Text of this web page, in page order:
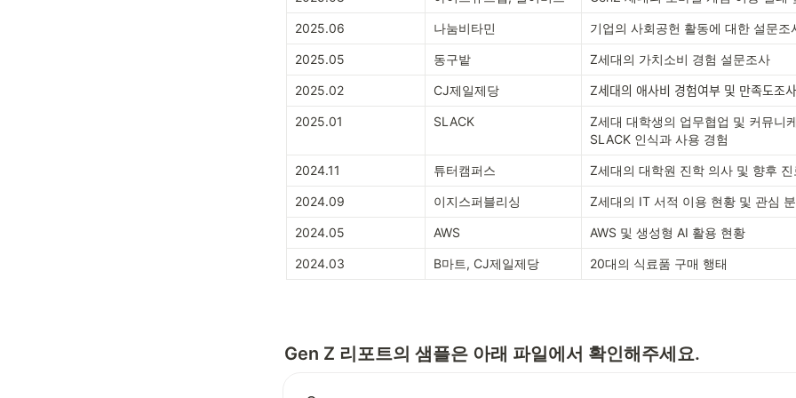
2025.06 나눔비타민 기업의 사회공헌 활동에 대한 설문조
2025.05 동구밭 Z세대의 가치소비 경험 설문조사
2025.02 CJ제일제당 Z세대의 애사비 경험여부 및 만족도조사
2025.01 SLACK
Z세대 대학생의 업무협업 및 커뮤니
SLACK 인식과 사용 경험
2024.11 튜터캠퍼스 Z세대의 대학원 진학 의사 및 향후 진
2024.09 이지스퍼블리싱 Z세대의 IT 서적 이용 현황 및 관심
2024.05 AWS AWS 및 생성형 AI 활용 현황
2024.03 B마트, CJ제일제당 20대의 식료품 구매 행태
Gen Z 리포트의 샘플은 아래 파일에서 확인해주세요.